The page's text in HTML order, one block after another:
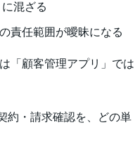
混ざる
責任範囲が曖昧になる
「顧客管理アプリ」では
約・請求確認を、どの単